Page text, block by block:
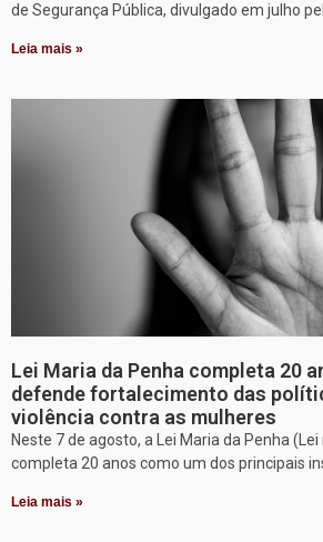
de Segurança Pública, divulgado em julho
Leia mais »
Lei Maria da Penha completa 20
defende fortalecimento das
violência contra as mulheres
Neste 7 de agosto, a Lei Maria da Penha
completa 20 anos como um dos principais
Leia mais »